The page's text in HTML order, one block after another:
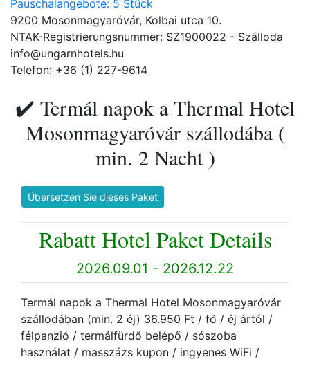
Pauschalangebote: 5 Stück
9200 Mosonmagyaróvár, Kolbai utca 10.
NTAK-Registrierungsnummer: SZ1900022 - Szálloda
info@ungarnhotels.hu
Telefon: +36 (1) 227-9614
✔️ Termál napok a Thermal Hotel
Mosonmagyaróvár szállodába (
min. 2 Nacht )
Übersetzen Sie dieses Paket
Rabatt Hotel Paket Details
2026.09.01 - 2026.12.22
Termál napok a Thermal Hotel Mosonmagyaróvár
szállodában (min. 2 éj) 36.950 Ft / fő / éj ártól /
félpanzió / termálfürdő belépő / sószoba
használat / masszázs kupon / ingyenes WiFi /